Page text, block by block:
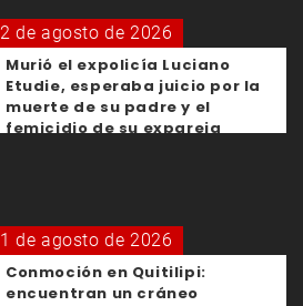
2 de agosto de 2026
Murió el expolicía Luciano
Etudie, esperaba juicio por la
muerte de su padre y el
femicidio de su expareja
1 de agosto de 2026
Conmoción en Quitilipi:
encuentran un cráneo